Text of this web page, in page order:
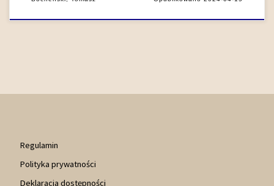
Regulamin
Polityka prywatności
Deklaracja dostępności